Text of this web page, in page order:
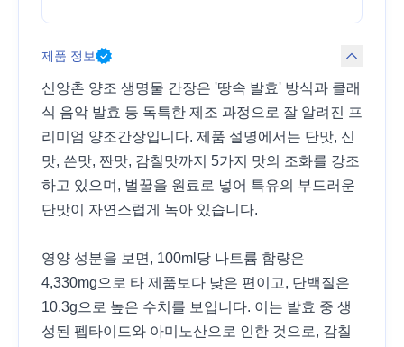
제품 정보
신앙촌 양조 생명물 간장은 '땅속 발효' 방식과 클래
식 음악 발효 등 독특한 제조 과정으로 잘 알려진 프
리미엄 양조간장입니다. 제품 설명에서는 단맛, 신
맛, 쓴맛, 짠맛, 감칠맛까지 5가지 맛의 조화를 강조
하고 있으며, 벌꿀을 원료로 넣어 특유의 부드러운
단맛이 자연스럽게 녹아 있습니다.
영양 성분을 보면, 100ml당 나트륨 함량은
4,330mg으로 타 제품보다 낮은 편이고, 단백질은
10.3g으로 높은 수치를 보입니다. 이는 발효 중 생
성된 펩타이드와 아미노산으로 인한 것으로, 감칠